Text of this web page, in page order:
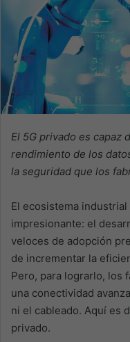
El 5G privado es capaz
rendimiento de los
la seguridad que los
El ecosistema industrial
impresionante: el
veloces de adopción
de incrementar la
Pero, para lograrlo, los
una conectividad
ni el cableado. Aquí es
privado.